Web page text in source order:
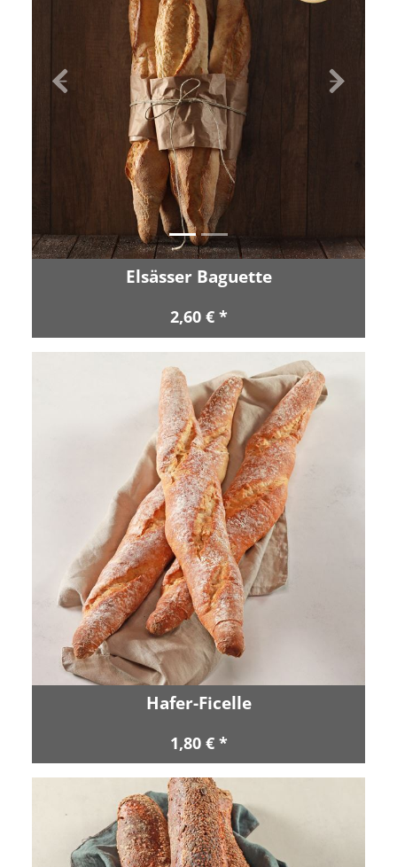
Zurück Vor
Elsässer Baguette
2,60 € *
Hafer-Ficelle
1,80 € *